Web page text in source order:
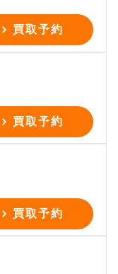
買取予約
買取予約
買取予約